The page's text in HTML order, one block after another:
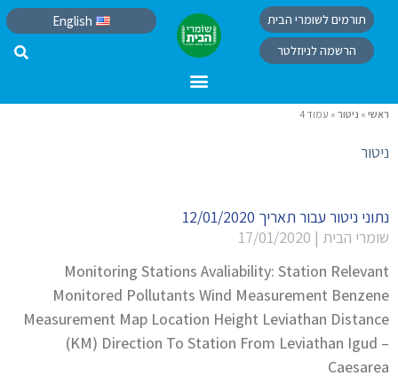
תורמים לשומרי הבית
הרשמה לניוזלטר
English
ראשי » ניטור » עמוד 4
ניטור
נתוני ניטור עבור תאריך 12/01/2020
שומרי הבית
Monitoring Stations Avaliability: Station Relevant
Monitored Pollutants Wind Measurement Benzene
Measurement Map Location Height Leviathan Distance
(KM) Direction To Station From Leviathan Igud –
Caesarea